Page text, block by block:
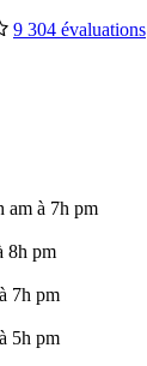
9 304 évaluations
am à 7h pm
8h pm
7h pm
5h pm